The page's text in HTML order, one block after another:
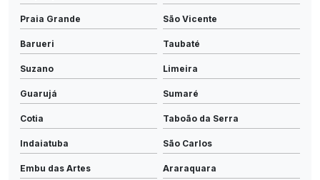
Praia Grande São Vicente
Barueri Taubaté
Suzano Limeira
Guarujá Sumaré
Cotia Taboão da Serra
Indaiatuba São Carlos
Embu das Artes Araraquara